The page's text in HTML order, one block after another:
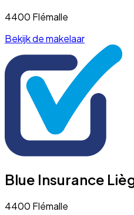
4400 Flémalle
Bekijk de makelaar
Blue Insurance
4400 Flémalle